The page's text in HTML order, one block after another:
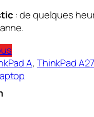
: de quelques
A, ThinkPad